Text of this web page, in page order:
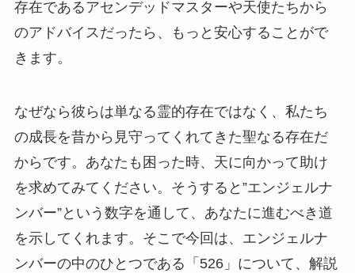
存在であるアセンデッドマスターや天使たちから
のアドバイスだったら、もっと安心することがで
きます。
なぜなら彼らは単なる霊的存在ではなく、私たち
の成長を昔から見守ってくれてきた聖なる存在だ
からです。あなたも困った時、天に向かって助け
を求めてみてください。そうすると”エンジェルナ
ンバー”という数字を通して、あなたに進むべき道
を示してくれます。そこで今回は、エンジェルナ
ンバーの中のひとつである「526」について、解説